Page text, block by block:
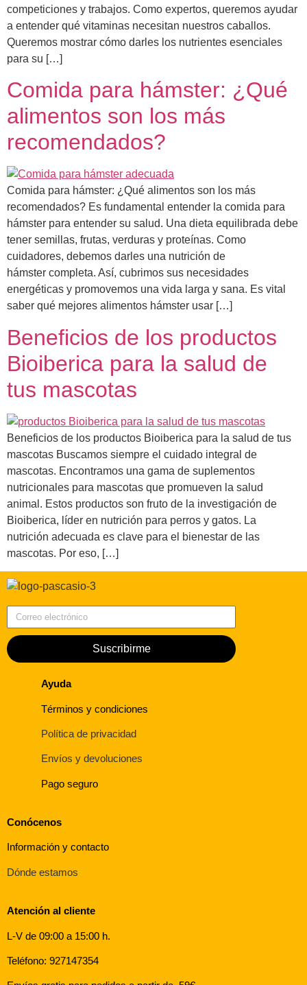
competiciones y trabajos. Como expertos, queremos ayudar
a entender qué vitaminas necesitan nuestros caballos.
Queremos mostrar cómo darles los nutrientes esenciales
para su […]
Comida para hámster: ¿Qué
alimentos son los más
recomendados?
Comida para hámster: ¿Qué alimentos son los más
recomendados? Es fundamental entender la comida para
hámster para entender su salud. Una dieta equilibrada debe
tener semillas, frutas, verduras y proteínas. Como
cuidadores, debemos darles una nutrición de
hámster completa. Así, cubrimos sus necesidades
energéticas y promovemos una vida larga y sana. Es vital
saber qué mejores alimentos hámster usar […]
Beneficios de los productos
Bioiberica para la salud de
tus mascotas
Beneficios de los productos Bioiberica para la salud de tus
mascotas Buscamos siempre el cuidado integral de
mascotas. Encontramos una gama de suplementos
nutricionales para mascotas que promueven la salud
animal. Estos productos son fruto de la investigación de
Bioiberica, líder en nutrición para perros y gatos. La
nutrición adecuada es clave para el bienestar de las
mascotas. Por eso, […]
Suscribirme
Ayuda
Términos y condiciones
Política de privacidad
Envíos y devoluciones
Pago seguro
Conócenos
Información y contacto
Dónde estamos
Atención al cliente
L-V de 09:00 a 15:00 h.
Teléfono: 927147354